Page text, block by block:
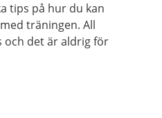
tips på hur du kan
träningen. All
och det är aldrig för